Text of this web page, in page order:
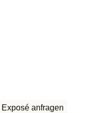
Exposé anfragen